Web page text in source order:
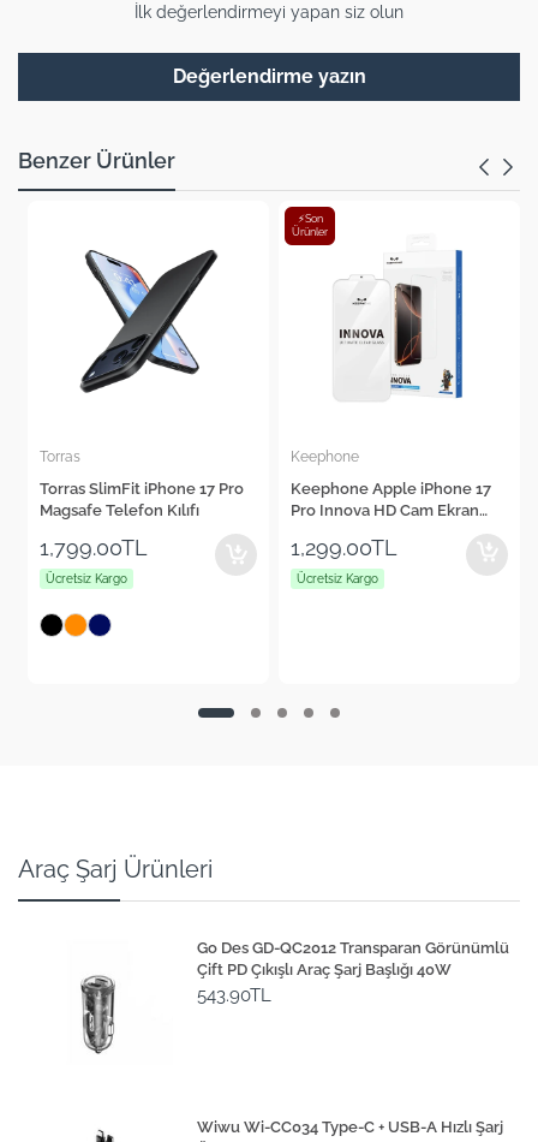
İlk değerlendirmeyi yapan siz olun
Değerlendirme yazın
Benzer Ürünler
Keephone
Keephone Apple iPhone 17
Pro Innova HD Cam Ekran
1,299.00TL
Ücretsiz Kargo
Cepax
Cepax Foldable iPad Air 11"
2024 Kalem Bölmeli Standlı
1,560.00TL
Ücretsiz Kargo
Araç Şarj Ürünleri
Go Des GD-QC2012 Transparan Görünümlü
Çift PD Çıkışlı Araç Şarj Başlığı 40W
543.90TL
Wiwu Wi-CC034 Type-C + USB-A Hızlı Şarj